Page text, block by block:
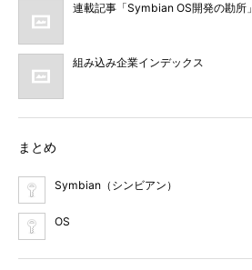
連載記事「Symbian OS開発の勘所」
組み込み企業インデックス
まとめ
Symbian（シンビアン）
OS